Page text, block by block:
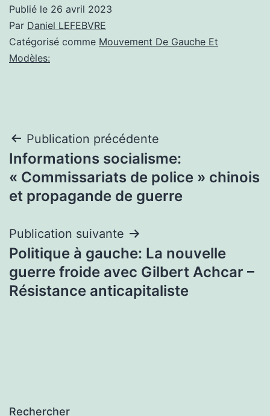
Publié le 26 avril 2023
Par Daniel LEFEBVRE
Catégorisé comme Mouvement De Gauche Et
Modèles:
Navigation
de
l’article
Publication précédente
Informations socialisme:
« Commissariats de police » chinois
et propagande de guerre
Publication suivante
Politique à gauche: La nouvelle
guerre froide avec Gilbert Achcar –
Résistance anticapitaliste
Rechercher